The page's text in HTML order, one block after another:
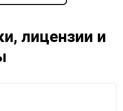
лицензии и